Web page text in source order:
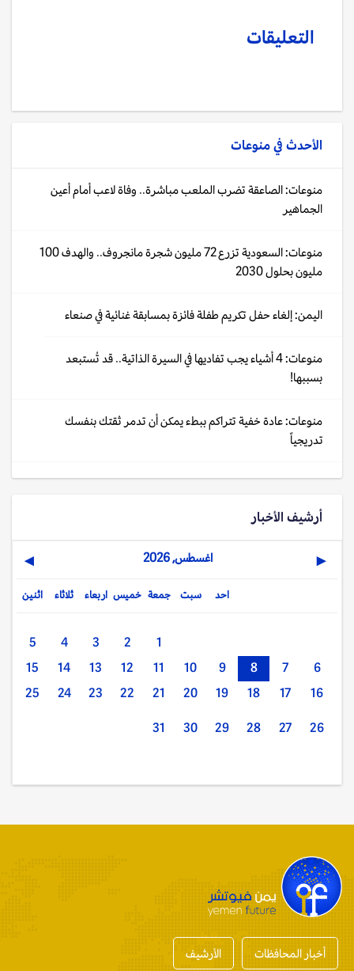
التعليقات
الأحدث فيمنوعات
منوعات: الصاعقة تضرب الملعب مباشرة.. وفاة لاعب أمام أعين
الجماهير
منوعات: السعودية تزرع 72 مليون شجرة مانجروف.. والهدف 100
مليون بحلول 2030
اليمن: إلغاء حفل تكريم طفلة فائزة بمسابقة غنائية في صنعاء
منوعات: 4 أشياء يجب تفاديها في السيرة الذاتية.. قد تُستبعد
بسببها!
منوعات: عادة خفية تتراكم ببطء يمكن أن تدمر ثقتك بنفسك
تدريجياً
أرشيف الأخبار
◀ اغسطس, 2026 ▶
اثنين ثلاثاء اربعاء خميس جمعة سبت احد
1
2
3
4
5
6
7
8
9
10
11
12
13
14
15
16
17
18
19
20
21
22
23
24
25
26
27
28
29
30
31
أخبار المحافظات الأرشيف